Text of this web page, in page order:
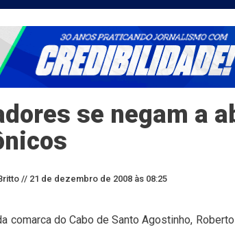
se negam a
// 21 de dezembro de 2008 às 08:25
comarca do Cabo de Santo Agostinho,